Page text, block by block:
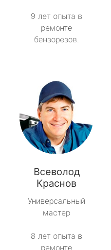
9 лет опыта в
ремонте
бензорезов.
Всеволод
Краснов
Универсальный
мастер
8 лет опыта в
ремонте